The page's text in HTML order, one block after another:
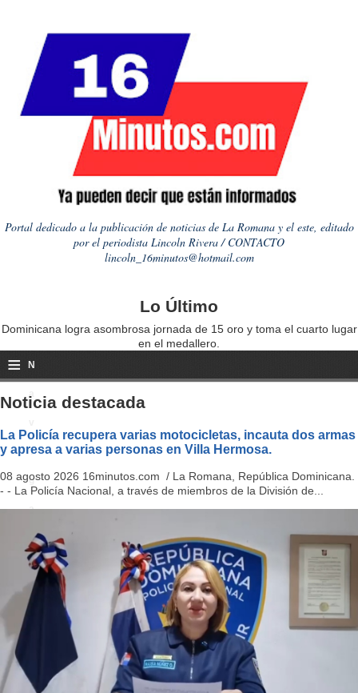
Portal dedicado a la publicación de noticias de La Romana y el este, editado
por el periodista Lincoln Rivera / CONTACTO
lincoln_16minutos@hotmail.com
Lo Último
Dominicana logra asombrosa jornada de 15 oro y toma el cuarto lugar
en el medallero.
≡ N
a
i
g
a
o
n
Noticia destacada
La Policía recupera varias motocicletas, incauta dos armas
y apresa a varias personas en Villa Hermosa.
08 agosto 2026 16minutos.com / La Romana, República Dominicana.
- - La Policía Nacional, a través de miembros de la División de...